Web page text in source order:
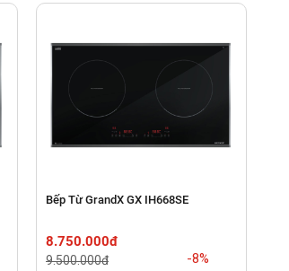
Bếp Từ GrandX GX IH668SE
8.750.000đ
9.500.000đ -8%